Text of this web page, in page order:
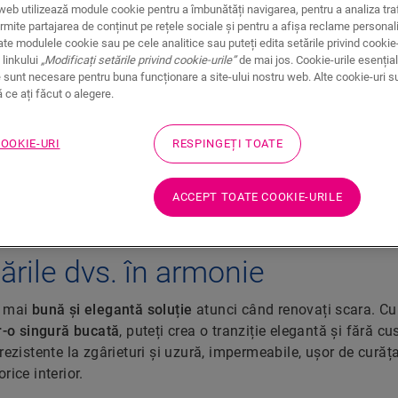
Doriți să conferiți scării dvs. un aspect
frumoasă din parchet SPC vinil? Atunci
mai simplu și mai durabil mod de a vă
dvs. în armonie
bună și elegantă soluție atunci când renovați scara.
singură bucată, puteți crea o tranziție elegantă și fără
la zgârieturi și uzură, impermeabile, ușor de
interior.
utilizează module cookie pentru a îmbunătăți navigarea, pentru a analiza
partajarea de conținut pe rețele sociale și pentru a afișa reclame
modulele cookie sau pe cele analitice sau puteți edita setările privind
linkului „Modificați setările privind cookie-urile”de mai jos. Cookie-urile
necesare pentru buna funcționare a site-ului nostru web. Alte cookie-uri
ce ați făcut o alegere.
URI RESPINGEȚI TOATE
ACCEPT TOATE COOKIE-URILE